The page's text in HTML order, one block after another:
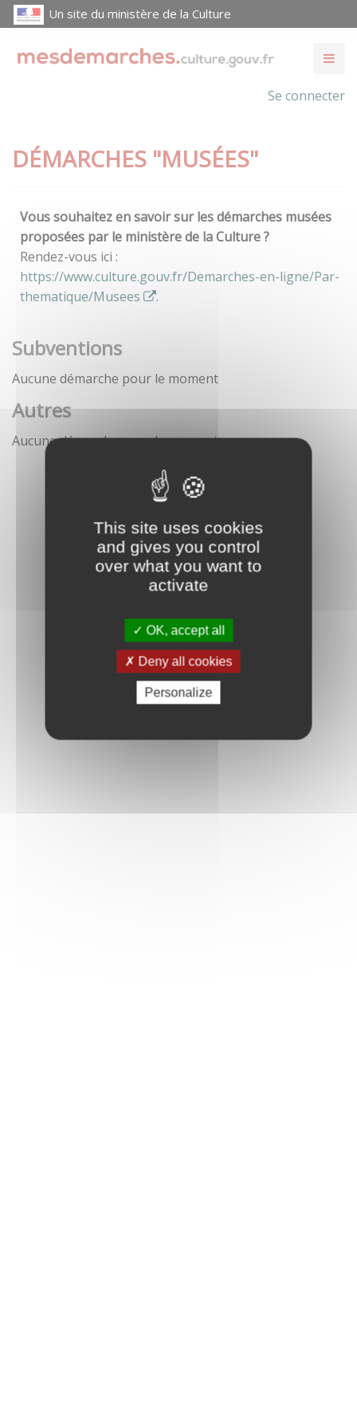
This site uses cookies
and gives you control
over what you want to
activate
OK, accept all
Deny all cookies
Personalize
Un site du ministère de la Culture
Se connecter
DÉMARCHES "MUSÉES"
Vous souhaitez en savoir sur les démarches musées
proposées par le ministère de la Culture ?
Rendez-vous ici :
https://www.culture.gouv.fr/Demarches-en-ligne/Par-
thematique/Musees
.
Subventions
Aucune démarche pour le moment
Autres
Aucune démarche pour le moment